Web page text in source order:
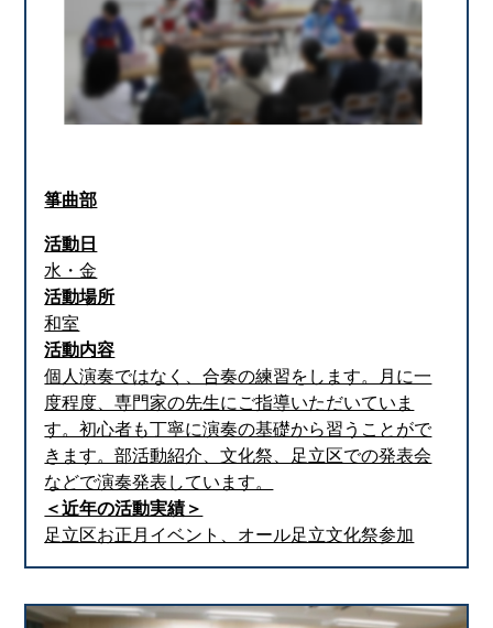
箏曲部
活動日
水・金
活動場所
和室
活動内容
個人演奏ではなく、合奏の練習をします。月に一
度程度、専門家の先生にご指導いただいていま
す。初心者も丁寧に演奏の基礎から習うことがで
きます。部活動紹介、文化祭、足立区での発表会
などで演奏発表しています。
＜近年の活動実績＞
足立区お正月イベント、オール足立文化祭参加